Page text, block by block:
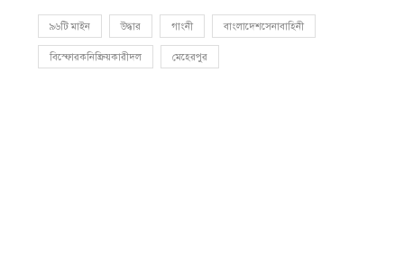
৯৬টি মাইন উদ্ধার গাংনী বাংলাদেশসেনাবাহিনী
বিস্ফোরকনিষ্ক্রিয়কারীদল মেহেরপুর